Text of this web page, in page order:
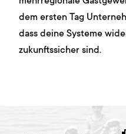
dem ersten Tag
dass deine Systeme
zukunftssicher sind.